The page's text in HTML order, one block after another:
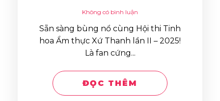
Không có bình luận
Sẵn sàng bùng nổ cùng Hội thi Tinh
hoa Ẩm thực Xứ Thanh lần II – 2025!
Là fan cứng...
ĐỌC THÊM